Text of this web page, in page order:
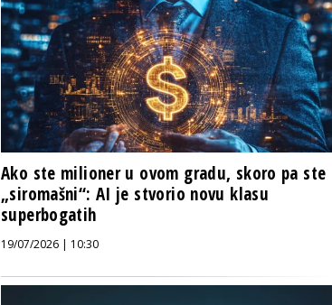
Ako ste milioner u ovom gradu, skoro pa ste
„siromašni“: AI je stvorio novu klasu
superbogatih
19/07/2026 | 10:30